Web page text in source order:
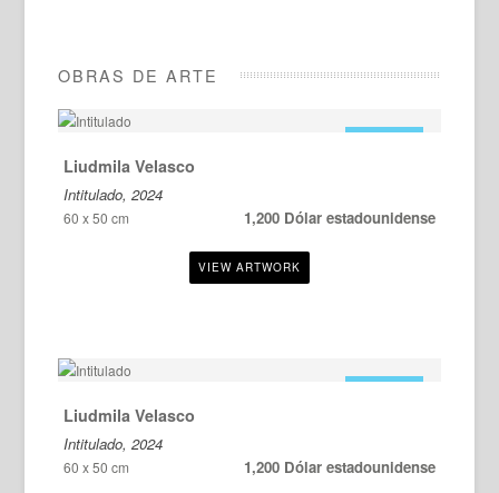
OBRAS DE ARTE
Liudmila Velasco
Intitulado, 2024
60 x 50 cm 1,200 Dólar estadounidense
Liudmila Velasco
Intitulado, 2024
60 x 50 cm 1,200 Dólar estadounidense